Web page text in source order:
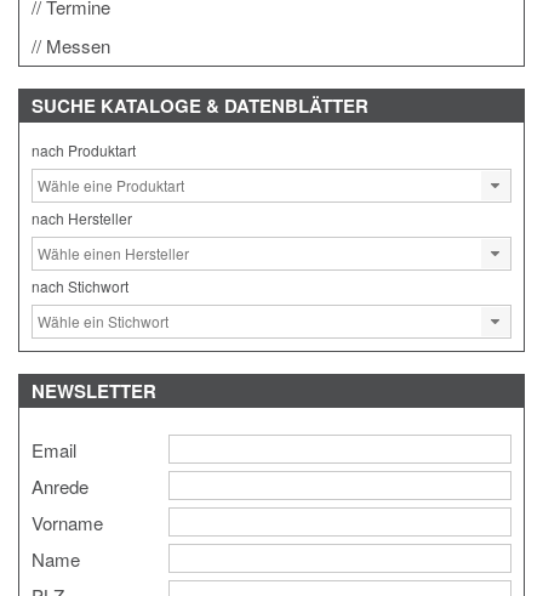
Termine
Messen
SUCHE KATALOGE & DATENBLÄTTER
nach Produktart
nach Hersteller
nach Stichwort
NEWSLETTER
Email
Anrede
Vorname
Name